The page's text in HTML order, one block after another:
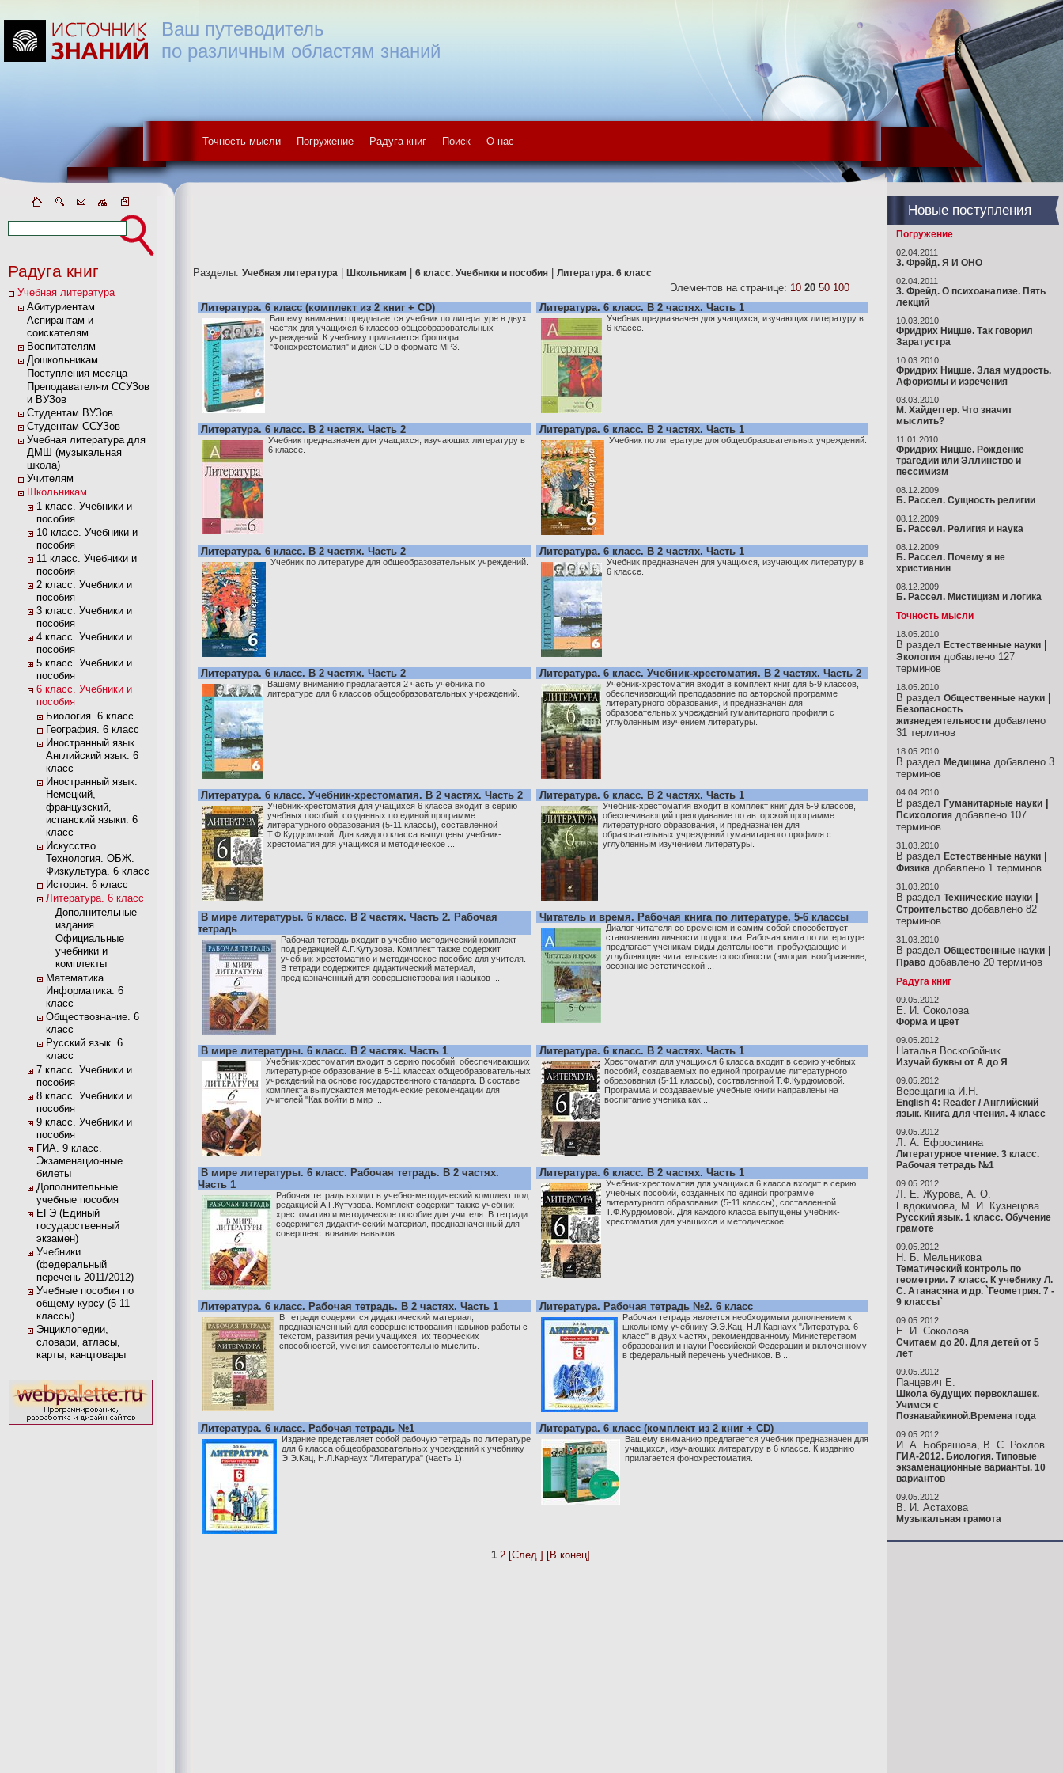
Точность мысли Погружение Радуга книг Поиск О нас
Ваш путеводитель
по различным областям знаний
Радуга книг
Учебная литература
Абитуриентам
Аспирантам и
соискателям
Воспитателям
Дошкольникам
Поступления месяца
Преподавателям ССУЗов
и ВУЗов
Студентам ВУЗов
Студентам ССУЗов
Учебная литература для
ДМШ (музыкальная
школа)
Учителям
Школьникам
1 класс. Учебники и
пособия
10 класс. Учебники и
пособия
11 класс. Учебники и
пособия
2 класс. Учебники и
пособия
3 класс. Учебники и
пособия
4 класс. Учебники и
пособия
5 класс. Учебники и
пособия
6 класс. Учебники и
пособия
Биология. 6 класс
География. 6 класс
Иностранный язык.
Английский язык. 6
класс
Иностранный язык.
Немецкий,
французский,
испанский языки. 6
класс
Искусство.
Технология. ОБЖ.
Физкультура. 6 класс
История. 6 класс
Литература. 6 класс
Дополнительные
издания
Официальные
учебники и
комплекты
Математика.
Информатика. 6
класс
Обществознание. 6
класс
Русский язык. 6
класс
7 класс. Учебники и
пособия
8 класс. Учебники и
пособия
9 класс. Учебники и
пособия
ГИА. 9 класс.
Экзаменационные
билеты
Дополнительные
учебные пособия
ЕГЭ (Единый
государственный
экзамен)
Учебники
(федеральный
перечень 2011/2012)
Учебные пособия по
общему курсу (5-11
классы)
Энциклопедии,
словари, атласы,
карты, канцтовары
Разделы: Учебная литература Школьникам 6 класс. Учебники и пособия Литература. 6 класс
Элементов на странице: 10 20 50 100
Литература. 6 класс (комплект из 2 книг + CD)
Вашему вниманию предлагается учебник по литературе в двух
частях для учащихся 6 классов общеобразовательных
учреждений. К учебнику прилагается брошюра
"Фонохрестоматия" и диск CD в формате MP3.
Литература. 6 класс. В 2 частях. Часть 1
Учебник предназначен для учащихся, изучающих литературу в
6 классе.
Литература. 6 класс. В 2 частях. Часть 2
Учебник предназначен для учащихся, изучающих литературу в
6 классе.
Литература. 6 класс. В 2 частях. Часть 1
Учебник по литературе для общеобразовательных учреждений.
Литература. 6 класс. В 2 частях. Часть 2
Учебник по литературе для общеобразовательных учреждений.
Литература. 6 класс. В 2 частях. Часть 1
Учебник предназначен для учащихся, изучающих литературу в
6 классе.
Литература. 6 класс. В 2 частях. Часть 2
Вашему вниманию предлагается 2 часть учебника по
литературе для 6 классов общеобразовательных учреждений.
Литература. 6 класс. Учебник-хрестоматия. В 2 частях. Часть 2
Учебник-хрестоматия входит в комплект книг для 5-9 классов,
обеспечивающий преподавание по авторской программе
литературного образования, и предназначен для
образовательных учреждений гуманитарного профиля с
углубленным изучением литературы.
Литература. 6 класс. Учебник-хрестоматия. В 2 частях. Часть 2
Учебник-хрестоматия для учащихся 6 класса входит в серию
учебных пособий, созданных по единой программе
литературного образования (5-11 классы), составленной
Т.Ф.Курдюмовой. Для каждого класса выпущены учебник-
хрестоматия для учащихся и методическое ...
Литература. 6 класс. В 2 частях. Часть 1
Учебник-хрестоматия входит в комплект книг для 5-9 классов,
обеспечивающий преподавание по авторской программе
литературного образования, и предназначен для
образовательных учреждений гуманитарного профиля с
углубленным изучением литературы.
В мире литературы. 6 класс. В 2 частях. Часть 2. Рабочая
тетрадь
Рабочая тетрадь входит в учебно-методический комплект
под редакцией А.Г.Кутузова. Комплект также содержит
учебник-хрестоматию и методическое пособие для учителя.
В тетради содержится дидактический материал,
предназначенный для совершенствования навыков ...
Читатель и время. Рабочая книга по литературе. 5-6 классы
Диалог читателя со временем и самим собой способствует
становлению личности подростка. Рабочая книга по литературе
предлагает ученикам виды деятельности, пробуждающие и
углубляющие читательские способности (эмоции, воображение,
осознание эстетической ...
В мире литературы. 6 класс. В 2 частях. Часть 1
Учебник-хрестоматия входит в серию пособий, обеспечивающих
литературное образование в 5-11 классах общеобразовательных
учреждений на основе государственного стандарта. В составе
комплекта выпускаются методические рекомендации для
учителей "Как войти в мир ...
Литература. 6 класс. В 2 частях. Часть 1
Хрестоматия для учащихся 6 класса входит в серию учебных
пособий, создаваемых по единой программе литературного
образования (5-11 классы), составленной Т.Ф.Курдюмовой.
Программа и создаваемые учебные книги направлены на
воспитание ученика как ...
В мире литературы. 6 класс. Рабочая тетрадь. В 2 частях.
Часть 1
Рабочая тетрадь входит в учебно-методический комплект под
редакцией А.Г.Кутузова. Комплект содержит также учебник-
хрестоматию и методическое пособие для учителя. В тетради
содержится дидактический материал, предназначенный для
совершенствования навыков ...
Литература. 6 класс. В 2 частях. Часть 1
Учебник-хрестоматия для учащихся 6 класса входит в серию
учебных пособий, созданных по единой программе
литературного образования (5-11 классы), составленной
Т.Ф.Курдюмовой. Для каждого класса выпущены учебник-
хрестоматия для учащихся и методическое ...
Литература. 6 класс. Рабочая тетрадь. В 2 частях. Часть 1
В тетради содержится дидактический материал,
предназначенный для совершенствования навыков работы с
текстом, развития речи учащихся, их творческих
способностей, умения самостоятельно мыслить.
Литература. Рабочая тетрадь №2. 6 класс
Рабочая тетрадь является необходимым дополнением к
школьному учебнику Э.Э.Кац, Н.Л.Карнаух "Литература. 6
класс" в двух частях, рекомендованному Министерством
образования и науки Российской Федерации и включенному
в федеральный перечень учебников. В ...
Литература. 6 класс. Рабочая тетрадь №1
Издание представляет собой рабочую тетрадь по литературе
для 6 класса общеобразовательных учреждений к учебнику
Э.Э.Кац, Н.Л.Карнаух "Литература" (часть 1).
Литература. 6 класс (комплект из 2 книг + CD)
Вашему вниманию предлагается учебник предназначен для
учащихся, изучающих литературу в 6 классе. К изданию
прилагается фонохрестоматия.
1 2 [След.] [В конец]
Новые поступления
Погружение
02.04.2011
3. Фрейд. Я И ОНО
02.04.2011
3. Фрейд. О психоанализе. Пять
лекций
10.03.2010
Фридрих Ницше. Так говорил
Заратустра
10.03.2010
Фридрих Ницше. Злая мудрость.
Афоризмы и изречения
03.03.2010
М. Хайдеггер. Что значит
мыслить?
11.01.2010
Фридрих Ницше. Рождение
трагедии или Эллинство и
пессимизм
08.12.2009
Б. Рассел. Сущность религии
08.12.2009
Б. Рассел. Религия и наука
08.12.2009
Б. Рассел. Почему я не
христианин
08.12.2009
Б. Рассел. Мистицизм и логика
Точность мысли
18.05.2010
В раздел Естественные науки
Экология добавлено 127
терминов
18.05.2010
В раздел Общественные науки
Безопасность
жизнедеятельности добавлено
31 терминов
18.05.2010
В раздел Медицина добавлено 3
терминов
04.04.2010
В раздел Гуманитарные науки
Психология добавлено 107
терминов
31.03.2010
В раздел Естественные науки
Физика добавлено 1 терминов
31.03.2010
В раздел Технические науки
Строительство добавлено 82
терминов
31.03.2010
В раздел Общественные науки
Право добавлено 20 терминов
Радуга книг
09.05.2012
Е. И. Соколова
Форма и цвет
09.05.2012
Наталья Воскобойник
Изучай буквы от А до Я
09.05.2012
Верещагина И.Н.
English 4: Reader / Английский
язык. Книга для чтения. 4 класс
09.05.2012
Л. А. Ефросинина
Литературное чтение. 3 класс.
Рабочая тетрадь №1
09.05.2012
Л. Е. Журова, А. О.
Евдокимова, М. И. Кузнецова
Русский язык. 1 класс. Обучение
грамоте
09.05.2012
Н. Б. Мельникова
Тематический контроль по
геометрии. 7 класс. К учебнику Л.
С. Атанасяна и др. `Геометрия. 7 -
9 классы`
09.05.2012
Е. И. Соколова
Считаем до 20. Для детей от 5
лет
09.05.2012
Панцевич Е.
Школа будущих первоклашек.
Учимся с
Познавайкиной.Времена года
09.05.2012
И. А. Бобряшова, В. С. Рохлов
ГИА-2012. Биология. Типовые
экзаменационные варианты. 10
вариантов
09.05.2012
В. И. Астахова
Музыкальная грамота